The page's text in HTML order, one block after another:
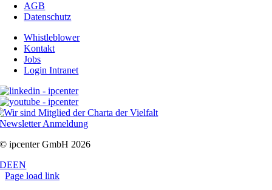
AGB
Datenschutz
Whistleblower
Kontakt
Jobs
Login Intranet
Newsletter Anmeldung
© ipcenter GmbH 2026
DEEN
Page load link